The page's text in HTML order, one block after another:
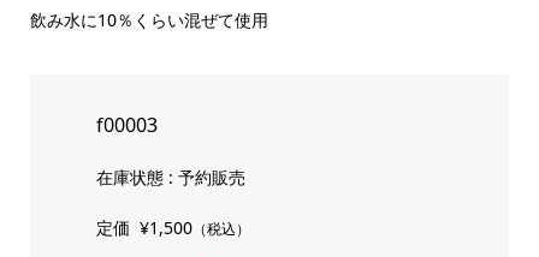
飲み水に10％くらい混ぜて使用
f00003
在庫状態 : 予約販売
定価 ¥1,500（税込）